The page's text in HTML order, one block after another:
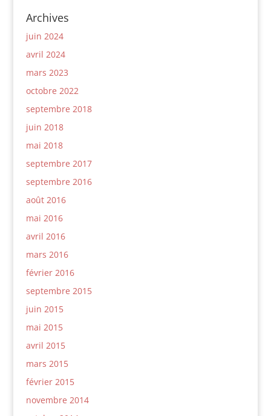
Archives
juin 2024
avril 2024
mars 2023
octobre 2022
septembre 2018
juin 2018
mai 2018
septembre 2017
septembre 2016
août 2016
mai 2016
avril 2016
mars 2016
février 2016
septembre 2015
juin 2015
mai 2015
avril 2015
mars 2015
février 2015
novembre 2014